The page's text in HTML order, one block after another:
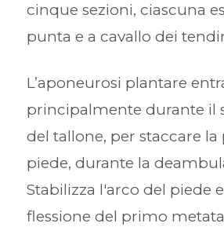
cinque sezioni, ciascuna
punta e a cavallo dei
L’aponeurosi plantare
principalmente durante il
del tallone, per staccare la
piede, durante la
Stabilizza l'arco del piede
flessione del primo